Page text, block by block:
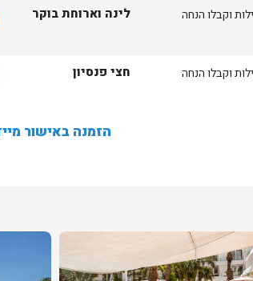
ארוכה - הזמינו עכשיו חופשה למינימום 5 לילות וקבלו הנחה
לינה וארוחת בוקר
ארוכה - הזמינו עכשיו חופשה למינימום 5 לילות וקבלו הנחה
חצי פנסיון
הזמנה באישור